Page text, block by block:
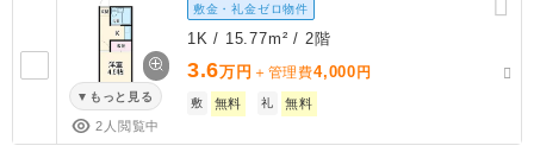
もっと見る
2人閲覧中
敷金・礼金ゼロ物件
1K / 15.77m² / 2階
3.6万円 ＋管理費4,000 円
敷 無料 礼 無料